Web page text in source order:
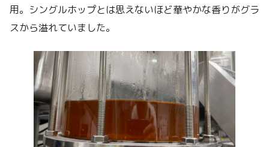
用。シングルホップとは思えないほど華やかな香りがグラ
スから溢れていました。